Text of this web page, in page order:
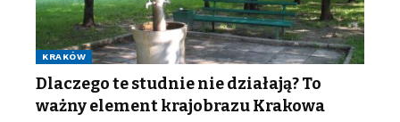
KRAKÓW
Dlaczego te studnie nie działają? To
ważny element krajobrazu Krakowa